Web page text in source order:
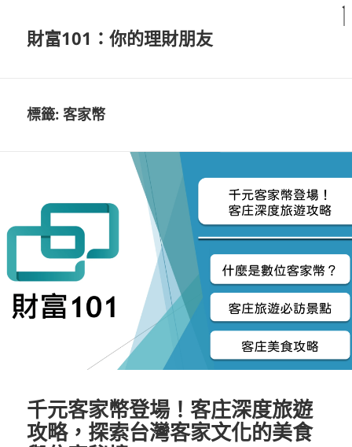
財富101：你的理財朋友
標籤:客家幣
千元客家幣登場！客庄深度旅遊
攻略，探索台灣客家文化的美食